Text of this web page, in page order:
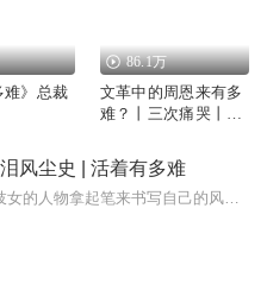
难》总裁
86.1万
文革中的周恩来有多
难？丨三次痛哭丨文
风尘史 | 活着有多难